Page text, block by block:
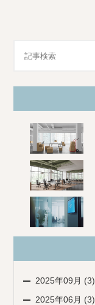
2025年09月 (3)
2025年06月 (3)